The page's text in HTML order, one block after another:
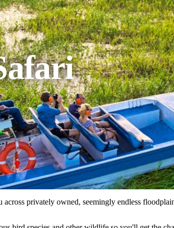
privately owned, seemingly endless